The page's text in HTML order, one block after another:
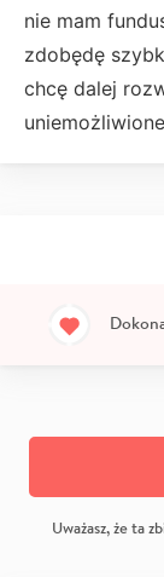
nie mam
zdobędę
chcę dalej
Uważasz, że ta